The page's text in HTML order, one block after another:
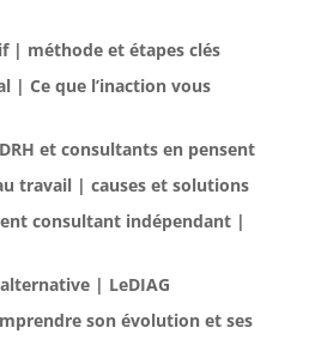
| méthode et étapes clés
| Ce que l’inaction vous
et consultants en pensent
travail | causes et solutions
consultant indépendant |
| LeDIAG
son évolution et ses